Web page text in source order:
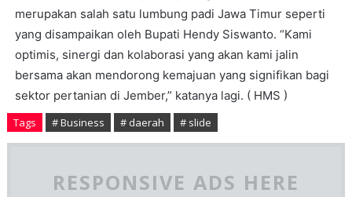
merupakan salah satu lumbung padi Jawa Timur seperti
yang disampaikan oleh Bupati Hendy Siswanto. “Kami
optimis, sinergi dan kolaborasi yang akan kami jalin
bersama akan mendorong kemajuan yang signifikan bagi
sektor pertanian di Jember,” katanya lagi. ( HMS )
Tags # Business # daerah # slide
RESPONSIVE ADS HERE